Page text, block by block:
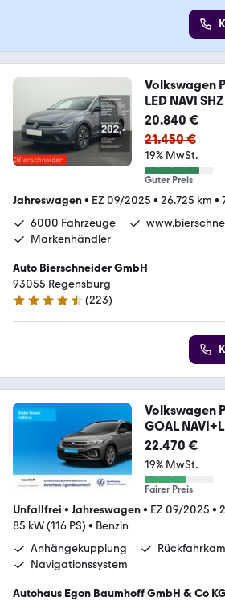
Volkswagen
LED NAVI
20.840 €
21.450 €
19% MwSt.
Guter Preis
Jahreswagen• EZ 09/2025 • 26.725 km •
6000 Fahrzeuge
Markenhändler
Auto Bierschneider GmbH
93055 Regensburg
4.4 Sterne
(223)
Volkswagen
GOAL
22.470 €
19% MwSt.
Fairer Preis
Unfallfrei • Jahreswagen• EZ 09/2025 •
85 kW (116 PS) • Benzin
Anhängekupplung
Navigationssystem
Autohaus Egon Baumhoff GmbH & Co KG